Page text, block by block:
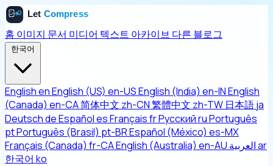
홈 이미지 문서 미디어 텍스트 아카이브 다른 블로그
한국어
EnglishenEnglish (US) en-USEnglish (India) en-INEnglish
(Canada) en-CA简体中文 zh-CN繁體中文 zh-TW 日本語ja
DeutschdeEspañolesFrançaisfrРусскийruPortuguês
ptPortuguês (Brasil) pt-BREspañol (México) es-MX
Français (Canada) fr-CAEnglish (Australia) en-AU العربيةar
한국어 ko